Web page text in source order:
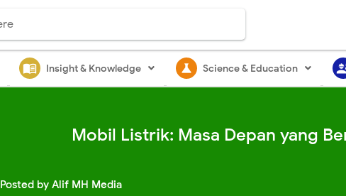
menu_book Insight & Knowledge science Science & Education
Mobil Listrik: Masa Depan yang
Posted by Alif MH Media